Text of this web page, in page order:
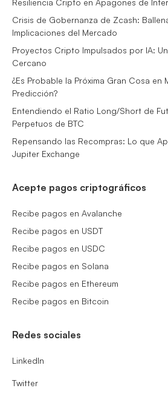
Resiliencia Cripto en Apagones de
Crisis de Gobernanza de Zcash:
Implicaciones del Mercado
Proyectos Cripto Impulsados por IA:
Cercano
¿Es Probable la Próxima Gran Cosa en
Predicción?
Entendiendo el Ratio Long/Short de
Perpetuos de BTC
Repensando las Recompras: Lo que
Jupiter Exchange
Acepte pagos criptográficos
Recibe pagos en Avalanche
Recibe pagos en USDT
Recibe pagos en USDC
Recibe pagos en Solana
Recibe pagos en Ethereum
Recibe pagos en Bitcoin
Redes sociales
LinkedIn
Twitter